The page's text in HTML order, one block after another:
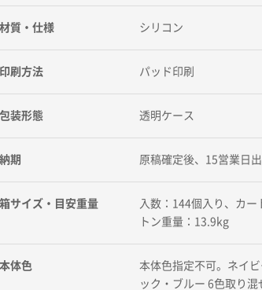
材質・仕様 シリコン
印刷方法 パッド印刷
包装形態 透明ケース
納期 原稿確定後、15営業日
箱サイズ・目安重量
入数：144個入り、カ
トン重量：13.9kg
本体色
本体色指定不可。ネイ
ック・ブルー 6色取り